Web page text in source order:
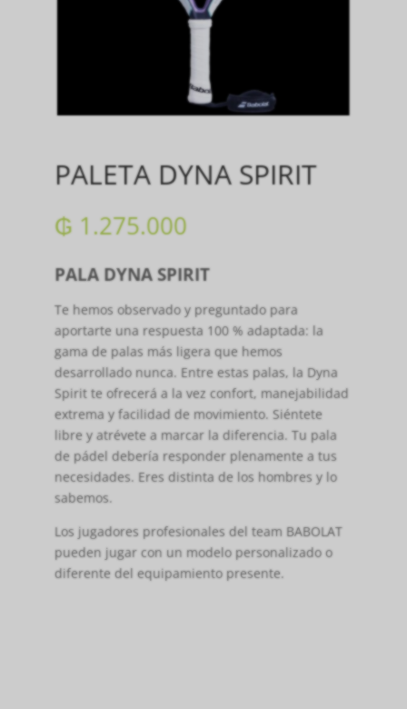
PALETA DYNA SPIRIT
₲ 1.275.000
PALA DYNA SPIRIT
Te hemos observado y preguntado para
aportarte una respuesta 100 % adaptada: la
gama de palas más ligera que hemos
desarrollado nunca. Entre estas palas, la Dyna
Spirit te ofrecerá a la vez confort, manejabilidad
extrema y facilidad de movimiento. Siéntete
libre y atrévete a marcar la diferencia. Tu pala
de pádel debería responder plenamente a tus
necesidades. Eres distinta de los hombres y lo
sabemos.
Los jugadores profesionales del team BABOLAT
pueden jugar con un modelo personalizado o
diferente del equipamiento presente.